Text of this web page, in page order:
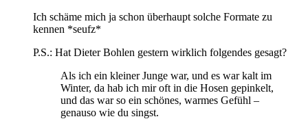
Ich schäme mich ja schon überhaupt solche Formate zu
kennen *seufz*
P.S.: Hat Dieter Bohlen gestern wirklich folgendes gesagt?
Als ich ein kleiner Junge war, und es war kalt im
Winter, da hab ich mir oft in die Hosen gepinkelt,
und das war so ein schönes, warmes Gefühl –
genauso wie du singst.